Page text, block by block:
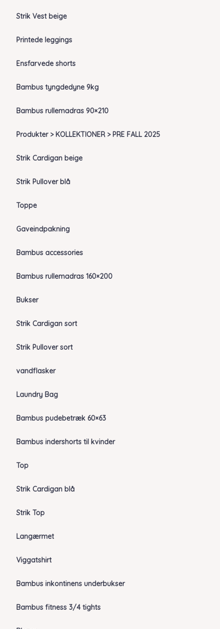
Strik Vest beige
Printede leggings
Ensfarvede shorts
Bambus tyngdedyne 9kg
Bambus rullemadras 90×210
Produkter > KOLLEKTIONER > PRE FALL 2025
Strik Cardigan beige
Strik Pullover blå
Toppe
Gaveindpakning
Bambus accessories
Bambus rullemadras 160×200
Bukser
Strik Cardigan sort
Strik Pullover sort
vandflasker
Laundry Bag
Bambus pudebetræk 60×63
Bambus indershorts til kvinder
Top
Strik Cardigan blå
Strik Top
Langærmet
Viggatshirt
Bambus inkontinens underbukser
Bambus fitness 3/4 tights